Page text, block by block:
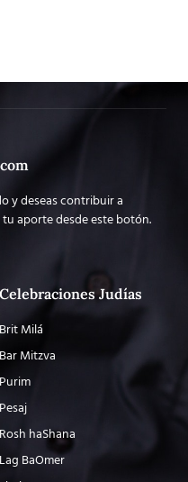
y deseas contribuir a
aporte desde este botón.
Celebraciones Judías
Brit Milá
Bar Mitzva
Purim
Pesaj
Rosh haShana
Lag BaOmer